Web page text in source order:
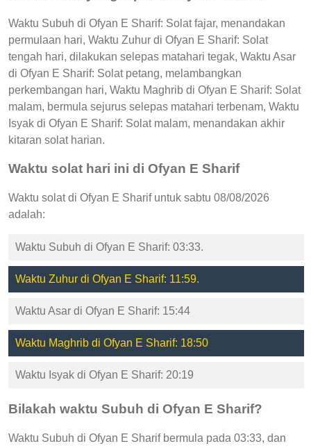
Waktu Subuh di Ofyan E Sharif: Solat fajar, menandakan
permulaan hari, Waktu Zuhur di Ofyan E Sharif: Solat
tengah hari, dilakukan selepas matahari tegak, Waktu Asar
di Ofyan E Sharif: Solat petang, melambangkan
perkembangan hari, Waktu Maghrib di Ofyan E Sharif: Solat
malam, bermula sejurus selepas matahari terbenam, Waktu
Isyak di Ofyan E Sharif: Solat malam, menandakan akhir
kitaran solat harian.
Waktu solat hari ini di Ofyan E Sharif
Waktu solat di Ofyan E Sharif untuk sabtu 08/08/2026
adalah:
Waktu Subuh di Ofyan E Sharif: 03:33.
Waktu Zuhur di Ofyan E Sharif: 11:59.
Waktu Asar di Ofyan E Sharif: 15:44
Waktu Maghrib di Ofyan E Sharif: 18:50
Waktu Isyak di Ofyan E Sharif: 20:19
Bilakah waktu Subuh di Ofyan E Sharif?
Waktu Subuh di Ofyan E Sharif bermula pada 03:33, dan